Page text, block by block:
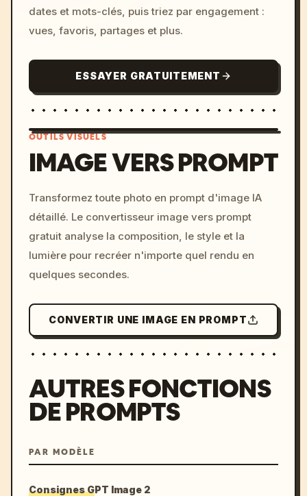
dates et mots-clés, puis triez par engagement :
vues, favoris, partages et plus.
ESSAYER GRATUITEMENT
c, cyberpunk sunset, neon
colors, 8k --v 6.0
OUTILS VISUELS
IMAGE VERS PROMPT
Transformez toute photo en prompt d'image IA
détaillé. Le convertisseur image vers prompt
gratuit analyse la composition, le style et la
lumière pour recréer n'importe quel rendu en
quelques secondes.
CONVERTIR UNE IMAGE EN PROMPT
AUTRES FONCTIONS
DE PROMPTS
PAR MODÈLE
Consignes GPT Image 2